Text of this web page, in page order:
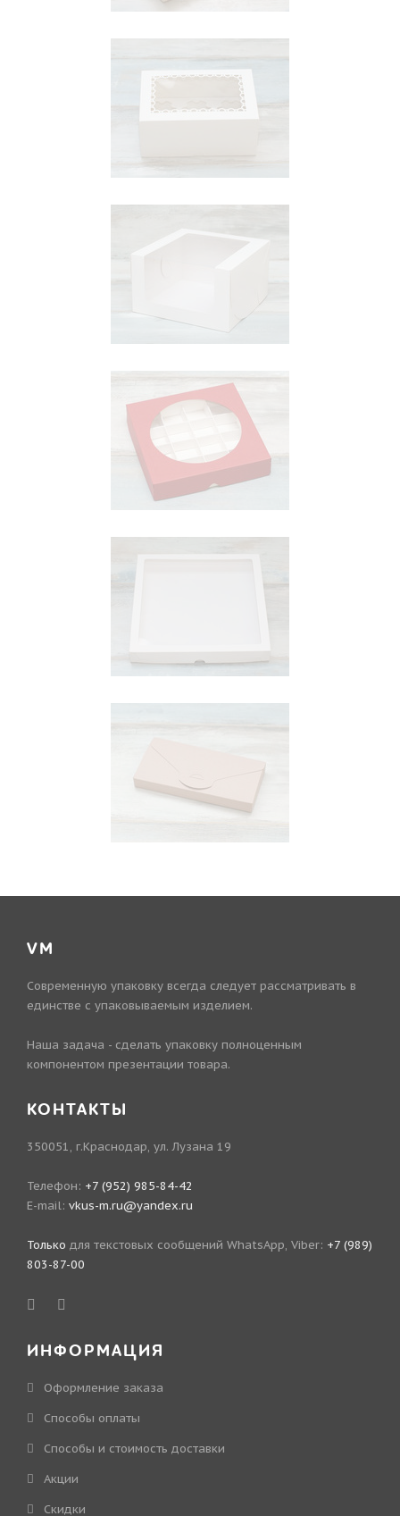
VM
Современную упаковку всегда следует рассматривать в
единстве с упаковываемым изделием.
Наша задача - сделать упаковку полноценным
компонентом презентации товара.
КОНТАКТЫ
350051, г.Краснодар, ул. Лузана 19
Телефон: +7 (952) 985-84-42
E-mail: vkus-m.ru@yandex.ru
Только для текстовых сообщений WhatsApp, Viber: +7 (989)
803-87-00
ИНФОРМАЦИЯ
Оформление заказа
Способы оплаты
Способы и стоимость доставки
Акции
Скидки